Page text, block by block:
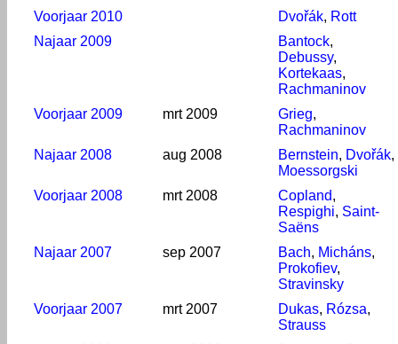
Voorjaar 2010
Dvořák, Rott
Najaar 2009
Bantock,
Debussy,
Kortekaas,
Rachmaninov
Voorjaar 2009
mrt 2009 Grieg,
Rachmaninov
Najaar 2008
aug 2008 Bernstein, Dvořák,
Moessorgski
Voorjaar 2008
mrt 2008 Copland,
Respighi, Saint-
Saëns
Najaar 2007
sep 2007 Bach, Micháns,
Prokofiev,
Stravinsky
Voorjaar 2007
mrt 2007 Dukas, Rózsa,
Strauss